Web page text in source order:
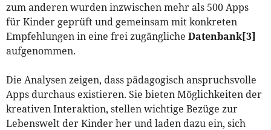
zum anderen wurden inzwischen mehr als 500 Apps
für Kinder geprüft und gemeinsam mit konkreten
Empfehlungen in eine frei zugängliche Datenbank[3]
aufgenommen.
Die Analysen zeigen, dass pädagogisch anspruchsvolle
Apps durchaus existieren. Sie bieten Möglichkeiten der
kreativen Interaktion, stellen wichtige Bezüge zur
Lebenswelt der Kinder her und laden dazu ein, sich